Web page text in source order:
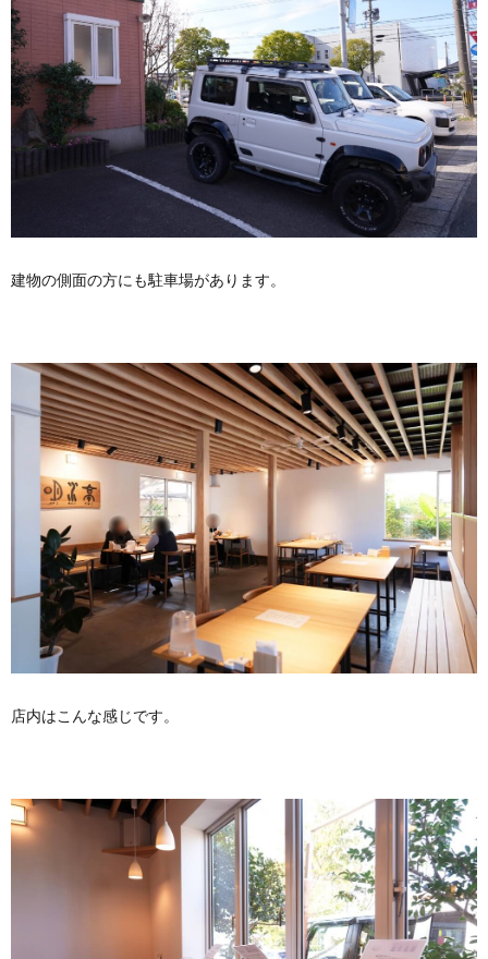
建物の側面の方にも駐車場があります。
店内はこんな感じです。